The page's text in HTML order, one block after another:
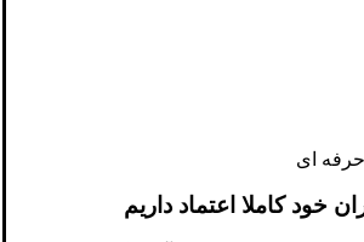
ای